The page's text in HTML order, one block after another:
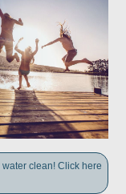
clean! Click here